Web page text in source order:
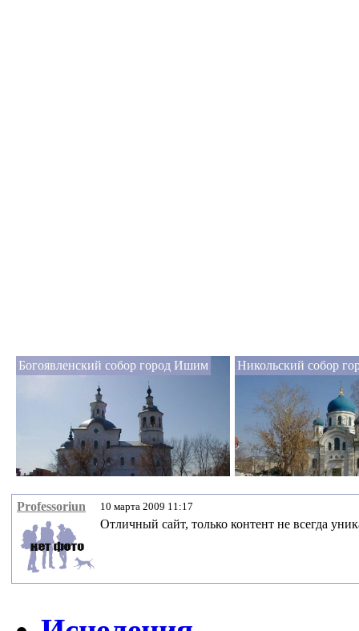
Богоявленский собор город Ишим Никольский собор
Professoriun 10 марта 2009 11:17
Отличный сайт, только контент не всегда